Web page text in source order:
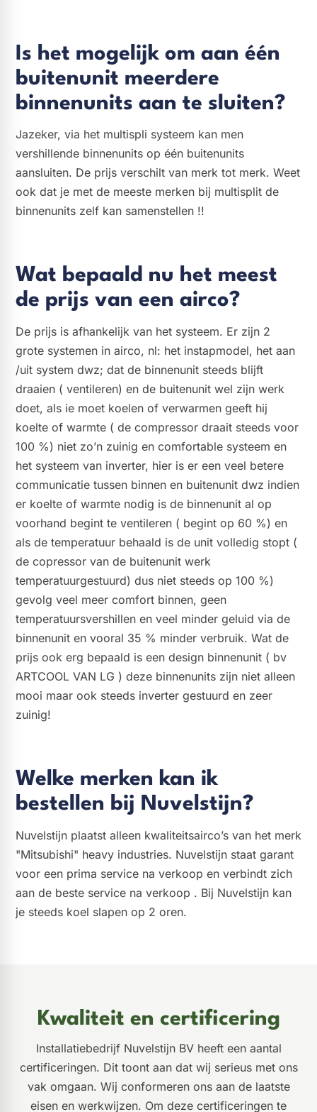
Is het mogelijk om aan één
buitenunit meerdere
binnenunits aan te sluiten?
Jazeker, via het multispli systeem kan men
vershillende binnenunits op één buitenunits
aansluiten. De prijs verschilt van merk tot merk. Weet
ook dat je met de meeste merken bij multisplit de
binnenunits zelf kan samenstellen !!
Wat bepaald nu het meest
de prijs van een airco?
De prijs is afhankelijk van het systeem. Er zijn 2
grote systemen in airco, nl: het instapmodel, het aan
/uit system dwz; dat de binnenunit steeds blijft
draaien ( ventileren) en de buitenunit wel zijn werk
doet, als ie moet koelen of verwarmen geeft hij
koelte of warmte ( de compressor draait steeds voor
100 %) niet zo’n zuinig en comfortable systeem en
het systeem van inverter, hier is er een veel betere
communicatie tussen binnen en buitenunit dwz indien
er koelte of warmte nodig is de binnenunit al op
voorhand begint te ventileren ( begint op 60 %) en
als de temperatuur behaald is de unit volledig stopt (
de copressor van de buitenunit werk
temperatuurgestuurd) dus niet steeds op 100 %)
gevolg veel meer comfort binnen, geen
temperatuursvershillen en veel minder geluid via de
binnenunit en vooral 35 % minder verbruik. Wat de
prijs ook erg bepaald is een design binnenunit ( bv
ARTCOOL VAN LG ) deze binnenunits zijn niet alleen
mooi maar ook steeds inverter gestuurd en zeer
zuinig!
Welke merken kan ik
bestellen bij Nuvelstijn?
Nuvelstijn plaatst alleen kwaliteitsairco’s van het merk
"Mitsubishi" heavy industries. Nuvelstijn staat garant
voor een prima service na verkoop en verbindt zich
aan de beste service na verkoop . Bij Nuvelstijn kan
je steeds koel slapen op 2 oren.
Kwaliteit en certificering
Installatiebedrijf Nuvelstijn BV heeft een aantal
certificeringen. Dit toont aan dat wij serieus met ons
vak omgaan. Wij conformeren ons aan de laatste
eisen en werkwijzen. Om deze certificeringen te